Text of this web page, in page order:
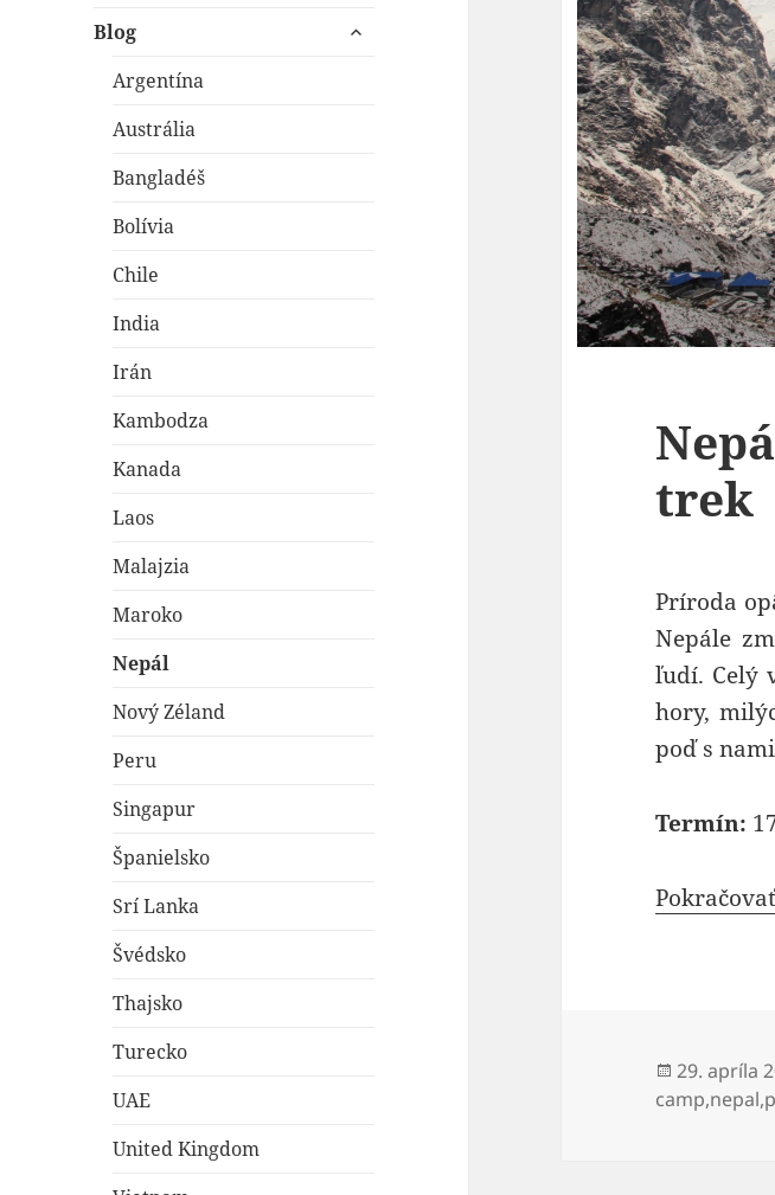
Blog
rozbaliť
Argentína
Austrália
Bangladéš
Bolívia
Chile
India
Irán
Kambodza
Kanada
Laos
Malajzia
Maroko
Nepál
Nový Zéland
Peru
Singapur
Španielsko
Srí Lanka
Švédsko
Thajsko
Turecko
UAE
United Kingdom
trek
Príroda
Nepále
ľudí. Celý
hory,
poď s
Termín:
29. apríla
camp,nepal,